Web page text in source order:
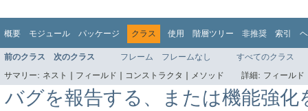
概要 モジュール パッケージ クラス 使用 階層ツリー 非推奨 索引
前のクラス 次のクラス フレーム フレームなし
すべてのクラス
サマリー: ネスト | フィールド | コンストラクタ | メソッド 詳細: フィール
バグを報告する、または機能強化